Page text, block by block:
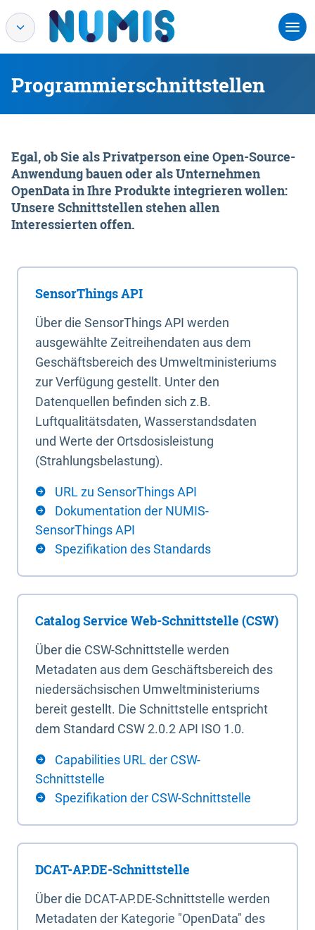
Programmierschnittstellen
Egal, ob Sie als Privatperson eine Open-Source-
Anwendung bauen oder als Unternehmen
OpenData in Ihre Produkte integrieren wollen:
Unsere Schnittstellen stehen allen
Interessierten offen.
SensorThings API
Über die SensorThings API werden
ausgewählte Zeitreihendaten aus dem
Geschäftsbereich des Umweltministeriums
zur Verfügung gestellt. Unter den
Datenquellen befinden sich z.B.
Luftqualitätsdaten, Wasserstandsdaten
und Werte der Ortsdosisleistung
(Strahlungsbelastung).
URL zu SensorThings API
Dokumentation der NUMIS-
SensorThings API
Spezifikation des Standards
Catalog Service Web-Schnittstelle (CSW)
Über die CSW-Schnittstelle werden
Metadaten aus dem Geschäftsbereich des
niedersächsischen Umweltministeriums
bereit gestellt. Die Schnittstelle entspricht
dem Standard CSW 2.0.2 API ISO 1.0.
Capabilities URL der CSW-
Schnittstelle
Spezifikation der CSW-Schnittstelle
DCAT-AP.DE-Schnittstelle
Über die DCAT-AP.DE-Schnittstelle werden
Metadaten der Kategorie "OpenData" des